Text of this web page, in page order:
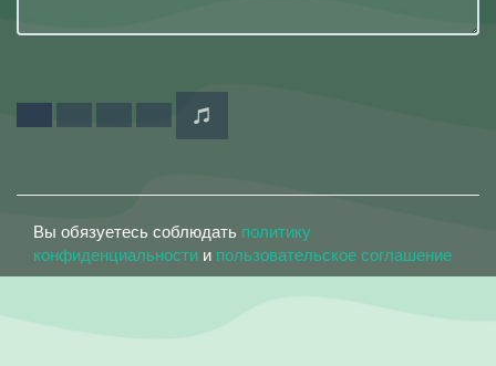
Вы обязуетесь соблюдать политику
конфиденциальности и пользовательское соглашение